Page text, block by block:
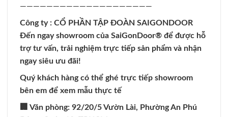
————————————————————
Công ty : CỔ PHẦN TẬP ĐOÀN SAIGONDOOR
Đến ngay showroom của SaiGonDoor® để được hỗ
trợ tư vấn, trải nghiệm trực tiếp sản phẩm và nhận
ngay siêu ưu đãi!
Quý khách hàng có thể ghé trực tiếp showroom
bên em để xem mẫu thực tế
🏢 Văn phòng: 92/20/5 Vườn Lài, Phường An Phú